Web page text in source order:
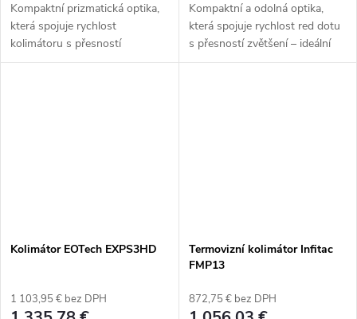
Kompaktní prizmatická optika,
která spojuje rychlost
kolimátoru s přesností
puškohledu – ideální řešení pro
Kompaktní a odolná optika,
která spojuje rychlost red dotu
s přesností zvětšení – ideální
volba pro univerzální použití v
Kolimátor EOTech EXPS3HD
1 103,95 € bez DPH
Termovizní kolimátor Infitac
FMP13
872,75 € bez DPH